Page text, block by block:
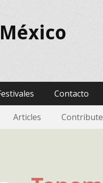
Contacto
Articles Contribute